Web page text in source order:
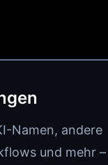
Namen, andere
und mehr –